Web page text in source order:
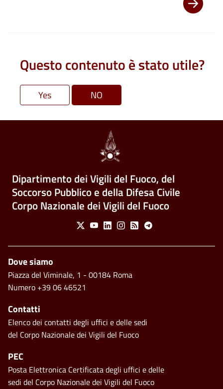
Questo contenuto è stato utile?
Dipartimento dei Vigili del Fuoco, del
Soccorso Pubblico e della Difesa Civile
Corpo Nazionale dei Vigili del Fuoco
Social Menu
X YoutubeLinkedinInstagram
Feed Telegram
Piè di pagina
Dove siamo
Piazza del Viminale, 1 - 00184 Roma
Numero +39 06 46521
Contatti
Elenco dei contatti degli uffici e delle sedi
del Corpo Nazionale dei Vigili del Fuoco
PEC
Posta Elettronica Certificata degli uffici e delle
sedi del Corpo Nazionale dei Vigili del Fuoco